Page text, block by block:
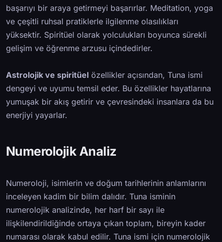
başarıyı bir araya getirmeyi başarırlar. Meditation, yoga
ve çeşitli ruhsal pratiklerle ilgilenme olasılıkları
yüksektir. Spiritüel olarak yolculukları boyunca sürekli
gelişim ve öğrenme arzusu içindedirler.
Astrolojik ve spiritüel özellikler açısından, Tuna ismi
dengeyi ve uyumu temsil eder. Bu özellikler hayatlarına
yumuşak bir akış getirir ve çevresindeki insanlara da bu
enerjiyi yayarlar.
Numerolojik Analiz
Numeroloji, isimlerin ve doğum tarihlerinin anlamlarını
inceleyen kadim bir bilim dalıdır. Tuna isminin
numerolojik analizinde, her harf bir sayı ile
ilişkilendirildiğinde ortaya çıkan toplam, bireyin kader
numarası olarak kabul edilir. Tuna ismi için numerolojik